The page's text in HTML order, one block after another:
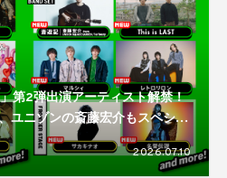
第2弾出演アーティスト解禁！
ユニゾンの斎藤宏介もスペシャ
2026.07.10